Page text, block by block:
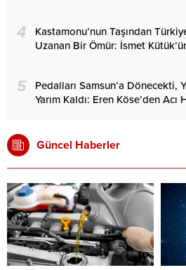
4
Kastamonu’nun Taşından
Uzanan Bir Ömür: İsmet
5
Pedalları Samsun’a Dönecekti,
Yarım Kaldı: Eren Köse’den Acı
Güncel Haberler